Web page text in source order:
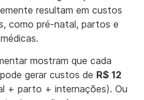
resultam em custos
como pré-natal, partos e
mostram que cada
gerar custos de R$ 12
+ parto + internações). Ou